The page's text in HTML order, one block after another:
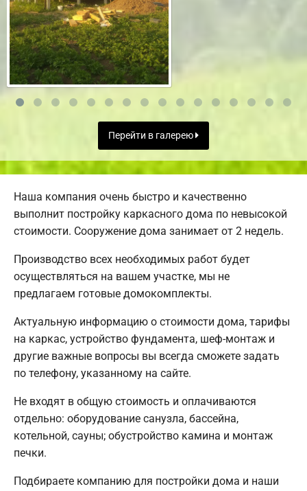
Перейти в галерею
Наша компания очень быстро и качественно
выполнит постройку каркасного дома по невысокой
стоимости. Сооружение дома занимает от 2 недель.
Производство всех необходимых работ будет
осуществляться на вашем участке, мы не
предлагаем готовые домокомплекты.
Актуальную информацию о стоимости дома, тарифы
на каркас, устройство фундамента, шеф-монтаж и
другие важные вопросы вы всегда сможете задать
по телефону, указанному на сайте.
Не входят в общую стоимость и оплачиваются
отдельно: оборудование санузла, бассейна,
котельной, сауны; обустройство камина и монтаж
печки.
Подбираете компанию для постройки дома и наши